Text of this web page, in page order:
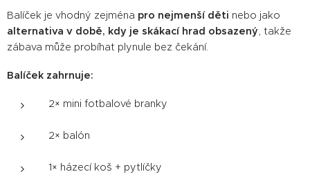
Balíček je vhodný zejména pro nejmenší děti nebo jako
alternativa v době, kdy je skákací hrad obsazený, takže
zábava může probíhat plynule bez čekání.
Balíček zahrnuje:
2× mini fotbalové branky
2× balón
1× házecí koš + pytlíčky